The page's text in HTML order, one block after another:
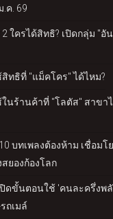
.ค. 69
ใครได้สิทธิ? เปิดกลุ่ม "อั
ทธิที่ "แม็คโคร" ได้ไหม?
นร้านค้าที่ "โลตัส" สาขา
บทเพลงต้องห้าม เชื่อมโ
ยองก้องโลก
ดขั้นตอนใช้ 'คนละครึ่งพ
ถเมล์